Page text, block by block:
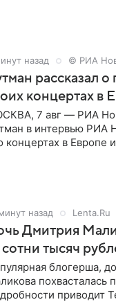
назад © РИА
рассказал
концертах
7 авг — РИА
в интервью РИА
концертах в Европе
назад Lenta.Ru
Дмитрия
сотни тысяч
блогерша,
похвасталась
приводит